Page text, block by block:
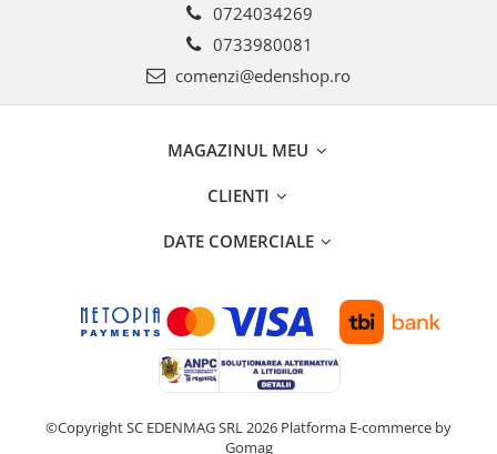
0724034269
0733980081
comenzi@edenshop.ro
MAGAZINUL MEU
CLIENTI
DATE COMERCIALE
©Copyright SC EDENMAG SRL 2026 Platforma E-commerce by
Gomag